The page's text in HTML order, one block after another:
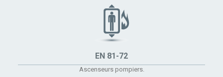
EN 81-72
Ascenseurs pompiers.